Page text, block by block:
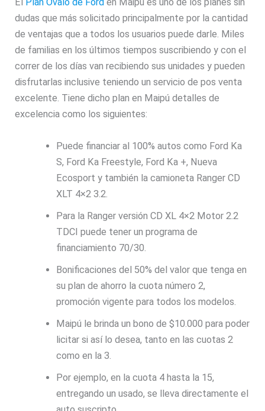
dudas que más solicitado principalmente por la cantidad
de ventajas que a todos los usuarios puede darle. Miles
de familias en los últimos tiempos suscribiendo y con el
correr de los días van recibiendo sus unidades y pueden
disfrutarlas inclusive teniendo un servicio de pos venta
excelente. Tiene dicho plan en Maipú detalles de
excelencia como los siguientes:
Puede financiar al 100% autos como Ford Ka
S, Ford Ka Freestyle, Ford Ka +, Nueva
Ecosport y también la camioneta Ranger CD
XLT 4×2 3.2.
Para la Ranger versión CD XL 4×2 Motor 2.2
TDCI puede tener un programa de
financiamiento 70/30.
Bonificaciones del 50% del valor que tenga en
su plan de ahorro la cuota número 2,
promoción vigente para todos los modelos.
Maipú le brinda un bono de $10.000 para poder
licitar si así lo desea, tanto en las cuotas 2
como en la 3.
Por ejemplo, en la cuota 4 hasta la 15,
entregando un usado, se lleva directamente el